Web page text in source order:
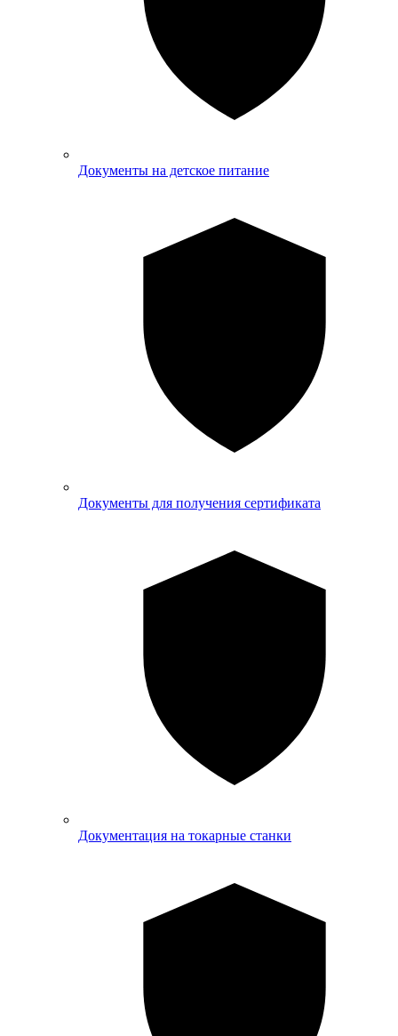
Документы на детское питание
Документы для получения сертификата
Документация на токарные станки